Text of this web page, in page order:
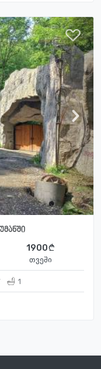
1900
თვეში
1